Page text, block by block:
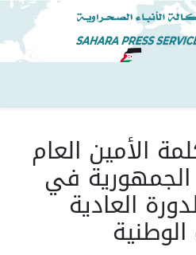
تجاوز
إلى
المحتوى
الرئيسي
الأمين العام
في
العادية